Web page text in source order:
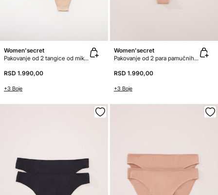
Women'secret
Pakovanje od 2 tangice od mikrovlakna
RSD 1.990,00
+3 Boje
Women'secret
Pakovanje od 2 para pamučnih tangica bez šavova
RSD 1.990,00
+3 Boje